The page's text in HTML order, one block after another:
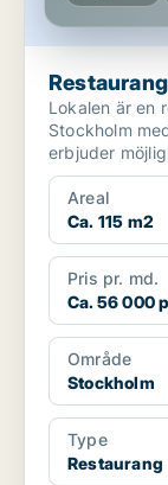
Lokalen är en
Stockholm
erbjuder
Areal
Ca. 115 m2
Pris pr. md.
Ca. 56 000
Område
Stockholm
Type
Restaurang